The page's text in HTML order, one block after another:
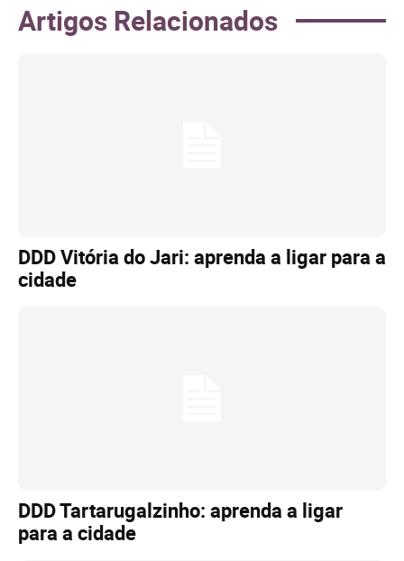
Artigos Relacionados
DDD Vitória do Jari: aprenda a ligar para a
cidade
DDD Tartarugalzinho: aprenda a ligar
para a cidade